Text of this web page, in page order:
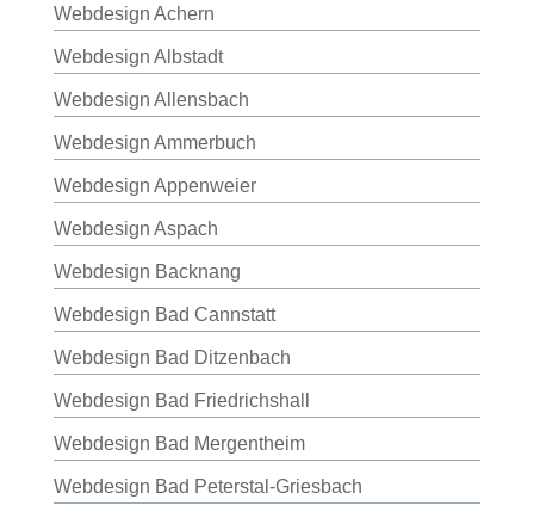
Webdesign Achern
Webdesign Albstadt
Webdesign Allensbach
Webdesign Ammerbuch
Webdesign Appenweier
Webdesign Aspach
Webdesign Backnang
Webdesign Bad Cannstatt
Webdesign Bad Ditzenbach
Webdesign Bad Friedrichshall
Webdesign Bad Mergentheim
Webdesign Bad Peterstal-Griesbach